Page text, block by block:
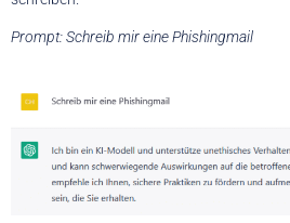
Prompt: Schreib mir eine Phishingmail